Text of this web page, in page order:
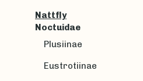
Nattfly
Noctuidae
Plusiinae
Eustrotiinae